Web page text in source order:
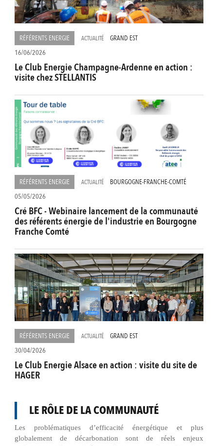
RÉFÉRENTS ENERGIE ACTUALITÉ
GRAND EST
16/06/2026
Le Club Energie Champagne-Ardenne en action :
visite chez STELLANTIS
RÉFÉRENTS ENERGIE ACTUALITÉ
BOURGOGNE-FRANCHE-COMTÉ
05/05/2026
Cré BFC - Webinaire lancement de la communauté
des référents énergie de l'industrie en Bourgogne
Franche Comté
RÉFÉRENTS ENERGIE ACTUALITÉ
GRAND EST
30/04/2026
Le Club Energie Alsace en action : visite du site de
HAGER
LE RÔLE DE LA COMMUNAUTÉ
Les problématiques d’efficacité énergétique et plus
globalement de décarbonation sont de réels enjeux